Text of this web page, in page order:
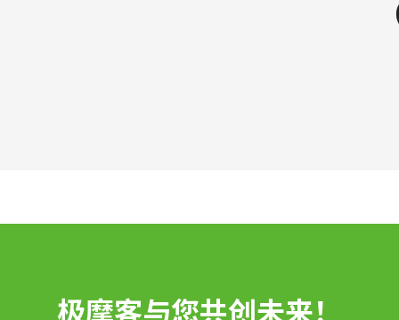
极摩客与您共创未来！